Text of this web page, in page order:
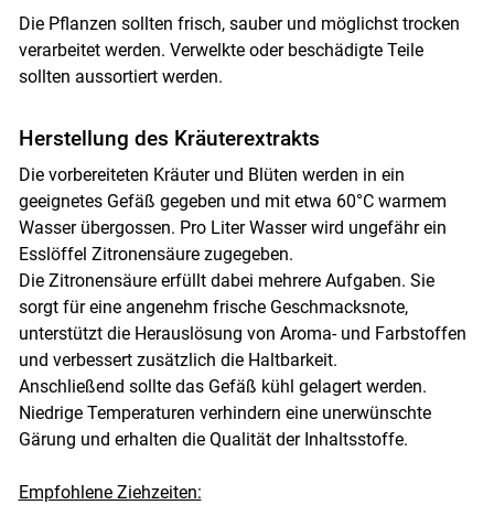
Die Pflanzen sollten frisch, sauber und möglichst trocken
verarbeitet werden. Verwelkte oder beschädigte Teile
sollten aussortiert werden.
Herstellung des Kräuterextrakts
Die vorbereiteten Kräuter und Blüten werden in ein
geeignetes Gefäß gegeben und mit etwa 60°C warmem
Wasser übergossen. Pro Liter Wasser wird ungefähr ein
Esslöffel Zitronensäure zugegeben.
Die Zitronensäure erfüllt dabei mehrere Aufgaben. Sie
sorgt für eine angenehm frische Geschmacksnote,
unterstützt die Herauslösung von Aroma- und Farbstoffen
und verbessert zusätzlich die Haltbarkeit.
Anschließend sollte das Gefäß kühl gelagert werden.
Niedrige Temperaturen verhindern eine unerwünschte
Gärung und erhalten die Qualität der Inhaltsstoffe.
Empfohlene Ziehzeiten: